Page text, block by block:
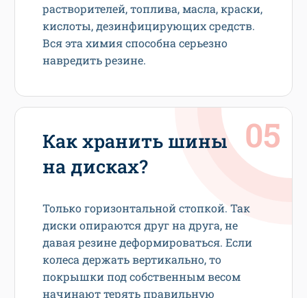
растворителей, топлива, масла, краски,
кислоты, дезинфицирующих средств.
Вся эта химия способна серьезно
навредить резине.
Как хранить шины
на дисках?
Только горизонтальной стопкой. Так
диски опираются друг на друга, не
давая резине деформироваться. Если
колеса держать вертикально, то
покрышки под собственным весом
начинают терять правильную